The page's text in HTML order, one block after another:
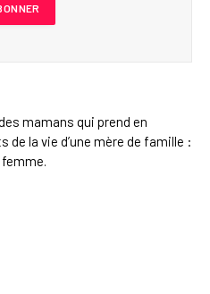
mamans qui prend en
la vie d’une mère de famille :